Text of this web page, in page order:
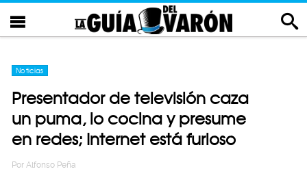
Noticias
Presentador de televisión caza
un puma, lo cocina y presume
en redes; Internet está furioso
Por Alfonso Peña